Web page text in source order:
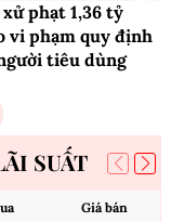
phạt 1,36 tỷ
vi phạm quy định
tiêu dùng
SUẤT
Giá bán